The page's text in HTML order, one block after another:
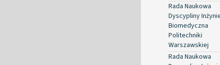
Rada Naukowa
Dyscypliny
Biomedyczna
Politechniki
Warszawskiej
Rada Naukowa